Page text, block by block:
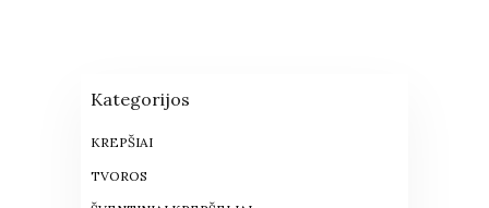
Kategorijos
KREPŠIAI
TVOROS